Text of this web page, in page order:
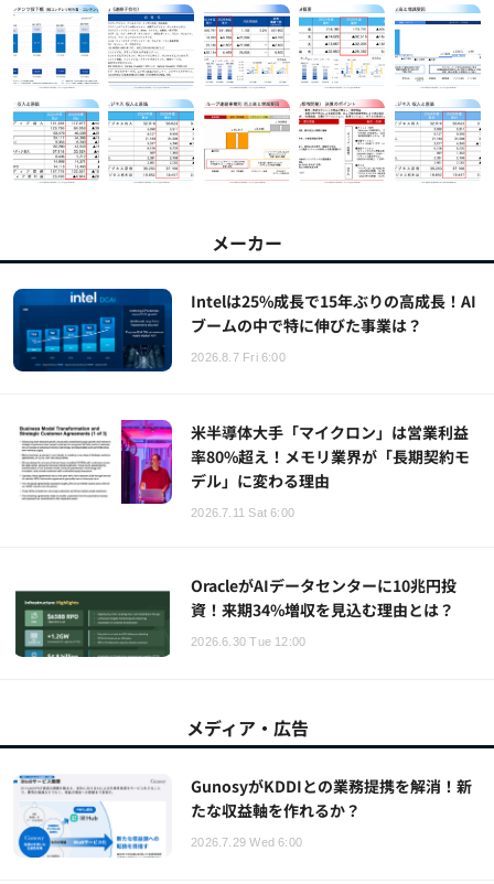
メーカー
Intelは25%成長で15年ぶりの高成長！AI
ブームの中で特に伸びた事業は？
2026.8.7 Fri 6:00
米半導体大手「マイクロン」は営業利益
率80%超え！メモリ業界が「長期契約モ
デル」に変わる理由
2026.7.11 Sat 6:00
OracleがAIデータセンターに10兆円投
資！来期34%増収を見込む理由とは？
2026.6.30 Tue 12:00
メディア・広告
GunosyがKDDIとの業務提携を解消！新
たな収益軸を作れるか？
2026.7.29 Wed 6:00